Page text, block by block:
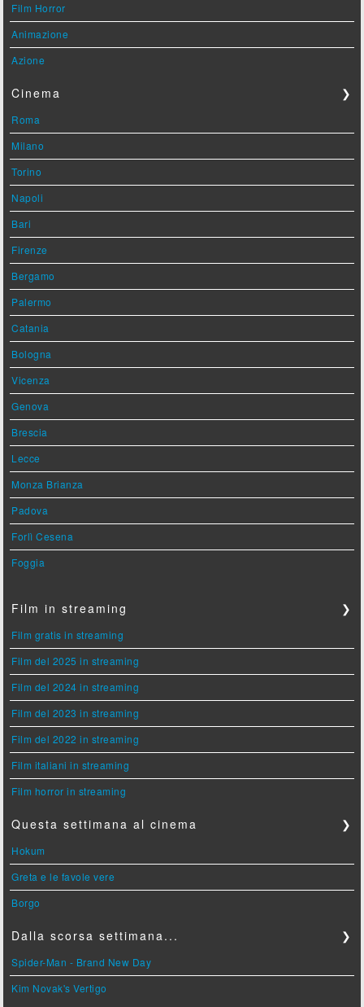
Film Horror
Animazione
Azione
Cinema ❯
Roma
Milano
Torino
Napoli
Bari
Firenze
Bergamo
Palermo
Catania
Bologna
Vicenza
Genova
Brescia
Lecce
Monza Brianza
Padova
Forlì Cesena
Foggia
Film in streaming ❯
Film gratis in streaming
Film del 2025 in streaming
Film del 2024 in streaming
Film del 2023 in streaming
Film del 2022 in streaming
Film italiani in streaming
Film horror in streaming
Questa settimana al cinema ❯
Hokum
Greta e le favole vere
Borgo
Dalla scorsa settimana... ❯
Spider-Man - Brand New Day
Kim Novak's Vertigo